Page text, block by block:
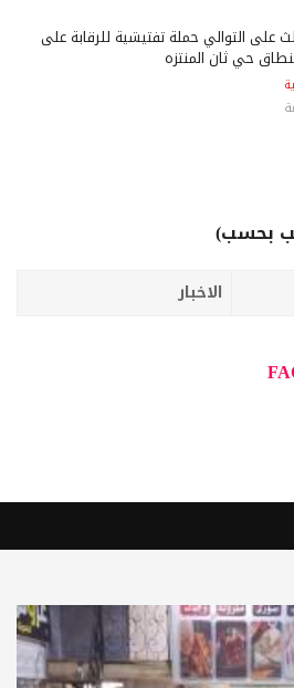
على التوالي حملة تفتيشية للرقابة على
حي ثان المنتزه
بحسب)
الاخبار